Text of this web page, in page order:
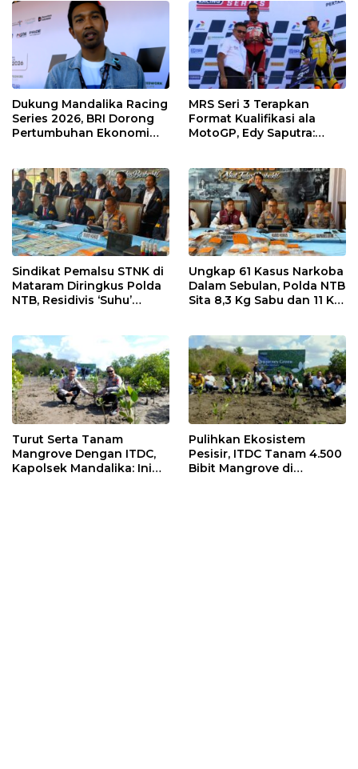
Dukung Mandalika Racing
Series 2026, BRI Dorong
Pertumbuhan Ekonomi
MRS Seri 3 Terapkan
Format Kualifikasi ala
MotoGP, Edy Saputra:
Sindikat Pemalsu STNK di
Mataram Diringkus Polda
NTB, Residivis ‘Suhu’
Ungkap 61 Kasus Narkoba
Dalam Sebulan, Polda NTB
Sita 8,3 Kg Sabu dan 11 Kg
Turut Serta Tanam
Mangrove Dengan ITDC,
Kapolsek Mandalika: Ini
Pulihkan Ekosistem
Pesisir, ITDC Tanam 4.500
Bibit Mangrove di